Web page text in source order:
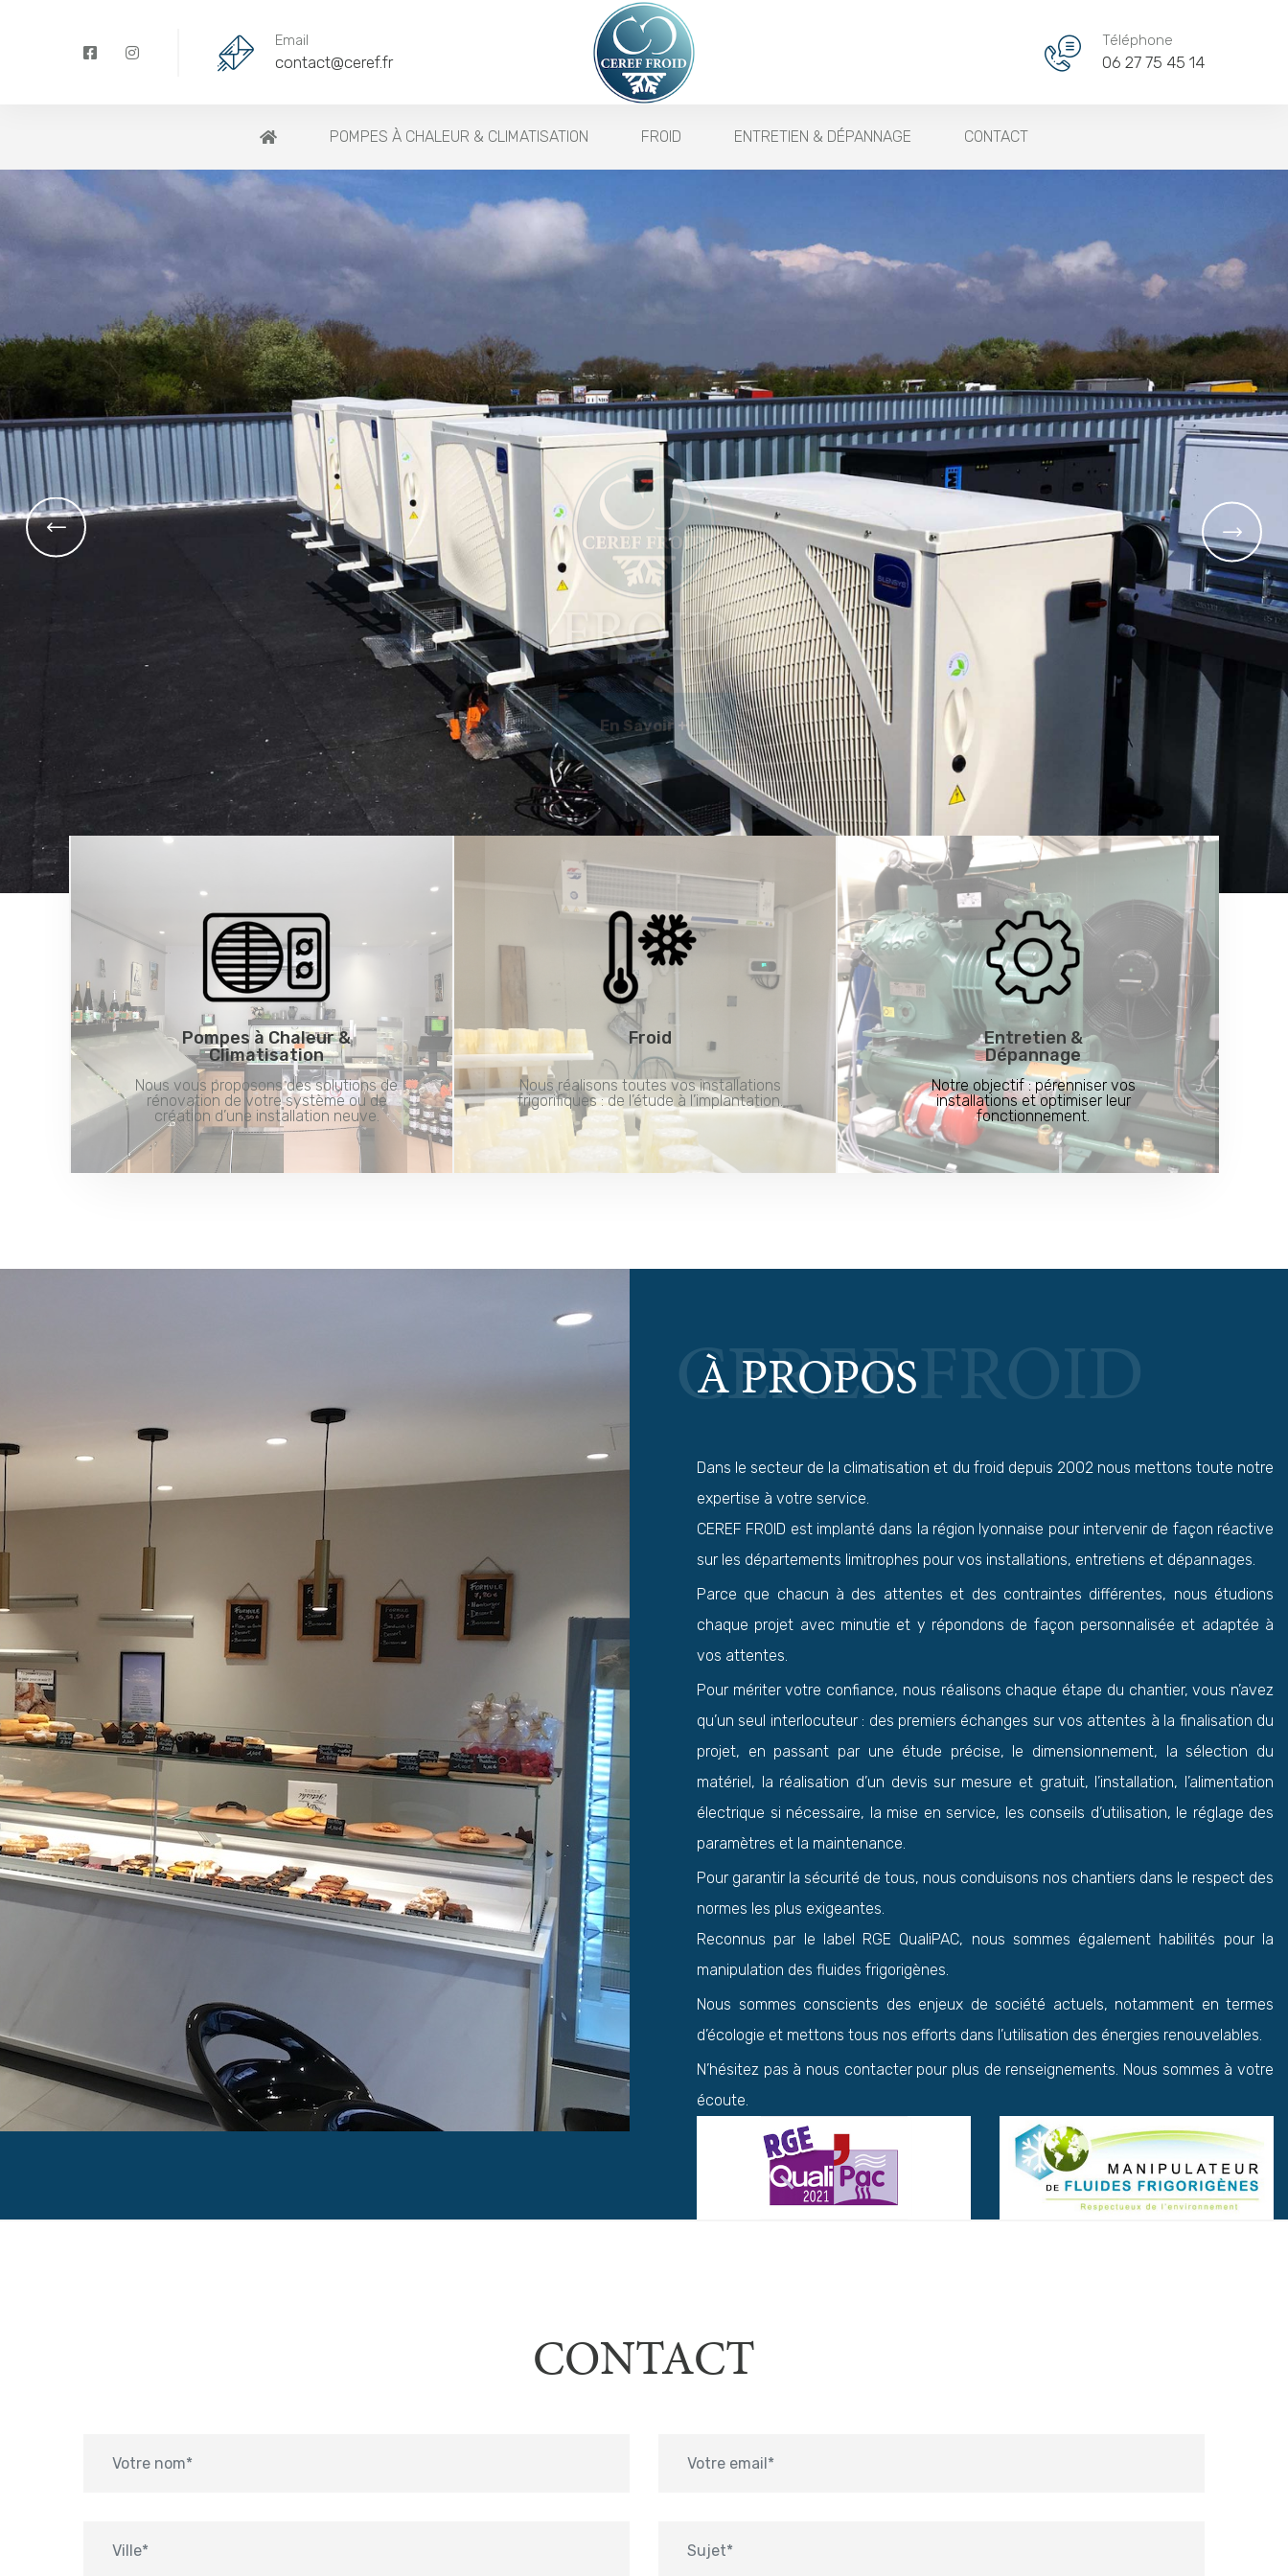
Email
contact@ceref.fr
Téléphone
06 27 75 45 14
POMPES À CHALEUR & CLIMATISATION FROID ENTRETIEN & DÉPANNAGE CONTACT
FROID
En Savoir +
Pompes à Chaleur &
Climatisation
Nous vous proposons des solutions de
rénovation de votre système ou de
création d’une installation neuve.
Froid
Nous réalisons toutes vos installations
frigorifiques : de l’étude à l’implantation.
Entretien &
Dépannage
Notre objectif : pérenniser vos
installations et optimiser leur
fonctionnement.
CEREF FROID
À PROPOS
Dans le secteur de la climatisation et du froid depuis 2002 nous mettons toute notre
expertise à votre service.
CEREF FROID est implanté dans la région lyonnaise pour intervenir de façon réactive
sur les départements limitrophes pour vos installations, entretiens et dépannages.
Parce que chacun à des attentes et des contraintes différentes, nous étudions
chaque projet avec minutie et y répondons de façon personnalisée et adaptée à
vos attentes.
Pour mériter votre confiance, nous réalisons chaque étape du chantier, vous n’avez
qu’un seul interlocuteur : des premiers échanges sur vos attentes à la finalisation du
projet, en passant par une étude précise, le dimensionnement, la sélection du
matériel, la réalisation d’un devis sur mesure et gratuit, l’installation, l’alimentation
électrique si nécessaire, la mise en service, les conseils d’utilisation, le réglage des
paramètres et la maintenance.
Pour garantir la sécurité de tous, nous conduisons nos chantiers dans le respect des
normes les plus exigeantes.
Reconnus par le label RGE QualiPAC, nous sommes également habilités pour la
manipulation des fluides frigorigènes.
Nous sommes conscients des enjeux de société actuels, notamment en termes
d’écologie et mettons tous nos efforts dans l’utilisation des énergies renouvelables.
N’hésitez pas à nous contacter pour plus de renseignements. Nous sommes à votre
écoute.
CONTACT